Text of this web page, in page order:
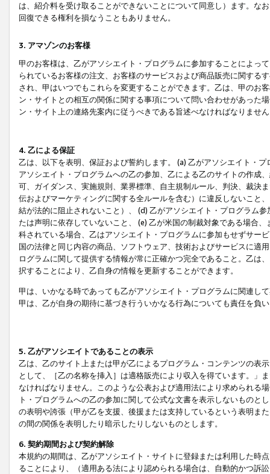
は、紹介料を受け取ることができないことについて同意し）ます。な
回復できる権利を損なうこともありません。
3. アマゾンのお客様
甲のお客様は、乙がアソシエイト・プログラムに参加することによっ
られているお客様の注文、お客様のサービスおよび商品販売に関する
され、甲はいつでもこれらを変更することができます。乙は、甲のお
ン・サイトとの相互の関係に関する事項について問い合わせがあった
ン・サイト上の連絡先案内に従うべきである旨述べなければなりませ
4. 乙による保証
乙は、以下を表明、保証および誓約します。 (a) 乙がアソシエイト・
アソシエイト・プログラムへの乙の参加、乙による乙のサイトの作成
可、ガイダンス、実施規則、業界標準、自主規制ルール、判決、裁決
伝およびマーケティングに関する全ルールを含む）に違反しないこと
結が法的に阻止されないこと）、 (d) 乙がアソシエイト・プログラム
たは声明に依存していないこと、 (e) 乙が米国の制裁対象である場合
科されている場合、乙はアソシエイト・プログラムに参加もせずサー
国の法律と同じ内容の商品、ソフトウェア、技術およびサービスに適
ログラムに関して提供する情報が常に正確かつ完全であること。乙は
択することにより、乙自身の情報を更新することができます。
甲は、いかなる時であっても乙がアソシエイト・プログラムに関連し
甲は、乙が自身の期待に基づき行ういかなる行為についても責任を負
5. 乙がアソシエイトであることの表示
乙は、乙のサイト上または甲が乙によるプログラム・コンテンツの表
として、［乙の名称を挿入］は適格販売により収入を得ています。」
なければなりません。このような公表および適用法により求められる
ト・プログラムへの乙の参加に関して公式な文書を表示しないもの
の表明や誇張（甲が乙を支援、後援または支持しているという表明ま
の間の関係を表明したり暗示したりしないものとします。
6. 契約期間および契約解除
本規約の期間は、乙がアソシエイト・サイトに登録または利用した時
ることにより、（適用ある法により認められる場合は、自動的かつ訴